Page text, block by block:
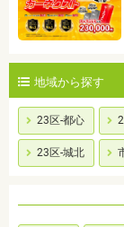
地域から探す
23区-都心
23区-城北